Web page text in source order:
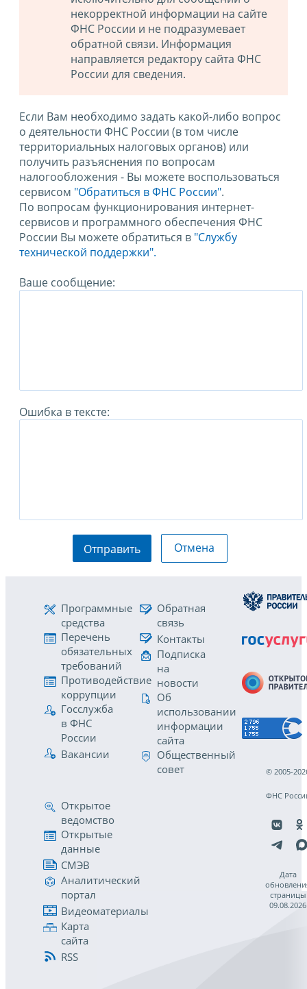
некорректной информации на сайте
ФНС России и не подразумевает
обратной связи. Информация
направляется редактору сайта ФНС
России для сведения.
Если Вам необходимо задать какой-либо вопрос
о деятельности ФНС России (в том числе
территориальных налоговых органов) или
получить разъяснения по вопросам
налогообложения - Вы можете воспользоваться
сервисом "Обратиться в ФНС России".
По вопросам функционирования интернет-
сервисов и программного обеспечения ФНС
России Вы можете обратиться в "Службу
технической поддержки".
Ваше сообщение:
Ошибка в тексте:
Отправить Отмена
Программные
средства
Перечень
обязательных
требований
Противодействие
коррупции
Госслужба
в ФНС
России
Вакансии
Обратная
связь
Контакты
Подписка
на
новости
Об
использовании
информации
сайта
Общественный
совет
Открытое
ведомство
Открытые
данные
СМЭВ
Аналитический
портал
Видеоматериалы
Карта
сайта
RSS
© 2005-
ФНС
Дата
страницы
09.08.2026